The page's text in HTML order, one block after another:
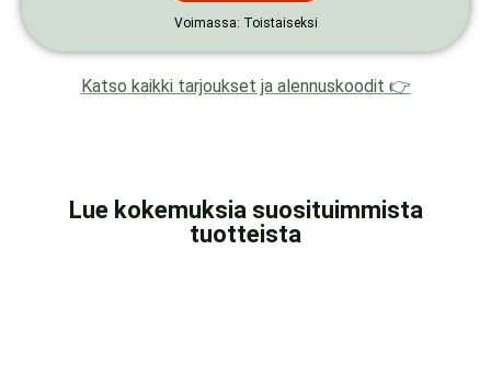
Voimassa: Toistaiseksi
Katso kaikki tarjoukset ja alennuskoodit 👉
Lue kokemuksia suosituimmista
tuotteista